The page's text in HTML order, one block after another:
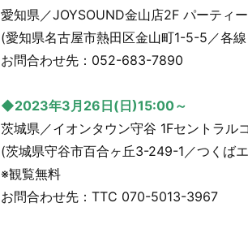
愛知県／JOYSOUND金山店2F パーティ
(愛知県名古屋市熱田区金山町1-5-5／各
お問合わせ先：052-683-7890
◆2023年3月26日(日)15:00～
茨城県／イオンタウン守谷 1Fセントラル
(茨城県守谷市百合ヶ丘3-249-1／つくば
※観覧無料
お問合わせ先：TTC 070-5013-3967